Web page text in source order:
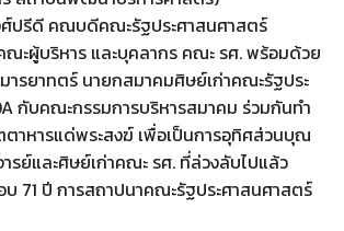
ปรีดี คณบดีคณะรัฐประศาสนศาสตร์
ณะผู้บริหาร และบุคลากร คณะ รศ. พร้อมด้วย
รยาทตร์ นายกสมาคมศิษย์เก่าคณะรัฐประ
กับคณะกรรมการบริหารสมาคม ร่วมกันทำ
าหารแด่พระสงฆ์ เพื่อเป็นการอุทิศส่วนบุณ
รย์และศิษย์เก่าคณะ รศ. ที่ล่วงลับไปแล้ว
อบ 71 ปี การสถาปนาคณะรัฐประศาสนศาสตร์